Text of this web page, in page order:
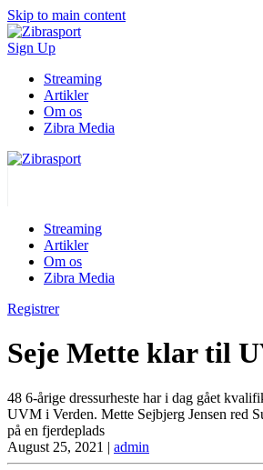
Skip to main content
Sign Up
Streaming
Artikler
Om os
Zibra Media
Streaming
Artikler
Om os
Zibra Media
Registrer
Seje Mette klar til
48 6-årige dressurheste har i dag gået
UVM i Verden. Mette Sejbjerg Jensen red
på en fjerdeplads
August 25, 2021 | admin